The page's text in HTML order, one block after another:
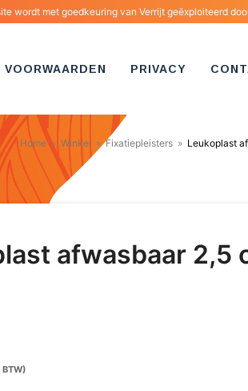
wordt met goedkeuring van Verrijt geëxploiteerd
VOORWAARDEN PRIVACY
Home » Winkel » Fixatiepleisters » Leukoplast
afwasbaar 2,5